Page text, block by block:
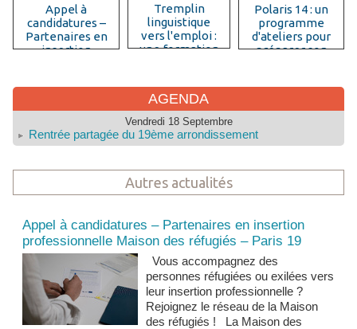
Appel à
candidatures –
Partenaires en
insertion
réfugiés – Paris
Tremplin
linguistique
vers l'emploi :
une formation
immigrées
diplômées
Polaris 14 : un
programme
d'ateliers pour
préparer son
AGENDA
Vendredi 18 Septembre
Rentrée partagée du 19ème arrondissement
Autres actualités
Appel à candidatures – Partenaires en insertion
professionnelle Maison des réfugiés – Paris 19
Vous accompagnez des
personnes réfugiées ou exilées vers
leur insertion professionnelle ?
Rejoignez le réseau de la Maison
des réfugiés ! La Maison des